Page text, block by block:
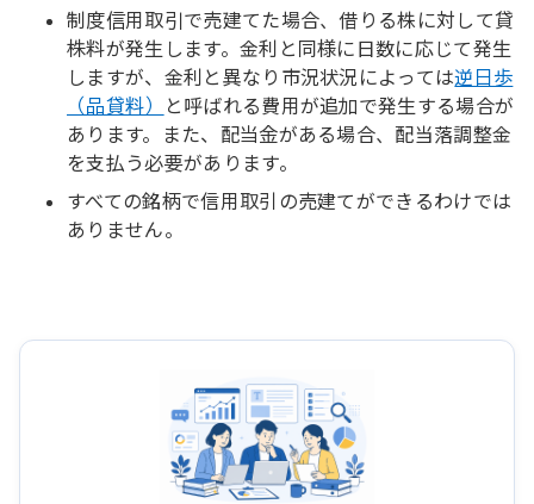
制度信用取引で売建てた場合、借りる株に対して貸
株料が発生します。金利と同様に日数に応じて発生
しますが、金利と異なり市況状況によっては逆日歩
（品貸料）
と呼ばれる費用が追加で発生する場合が
あります。また、配当金がある場合、配当落調整金
を支払う必要があります。
すべての銘柄で信用取引の売建てができるわけでは
ありません。